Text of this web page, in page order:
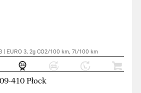
| EURO 3, 2g CO2/100 km, 7l/100 km
410 Płock